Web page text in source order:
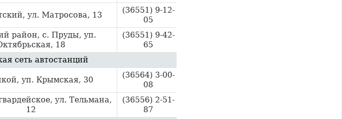
ул. Матросова, 13
(36551) 9-12-
05
район, с. Пруды, уп.
18
(36551) 9-42-
65
сеть автостанций
уп. Крымская, 30
(36564) 3-00-
08
ул. Тельмана,
12
(36556) 2-51-
87